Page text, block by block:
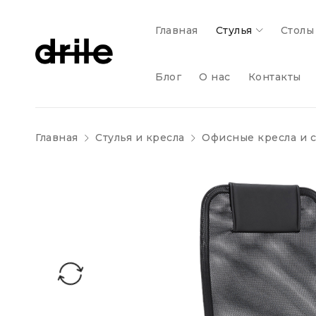
Главная Стулья Столы
Блог О нас Контакты
Главная Стулья и кресла Офисные кресла и